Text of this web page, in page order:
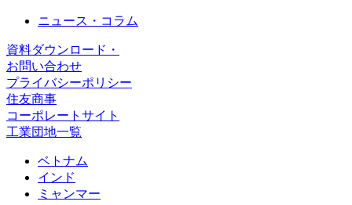
ニュース・コラム
資料ダウンロード・
お問い合わせ
プライバシーポリシー
住友商事
コーポレートサイト
工業団地一覧
ベトナム
インド
ミャンマー